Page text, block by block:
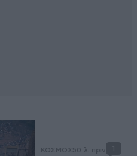
ΚΟΣΜΟΣ50 λ. πριν 1